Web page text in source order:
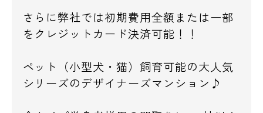
さらに弊社では初期費用全額または一部
をクレジットカード決済可能！！
ペット（小型犬・猫）飼育可能の大人気
シリーズのデザイナーズマンション♪